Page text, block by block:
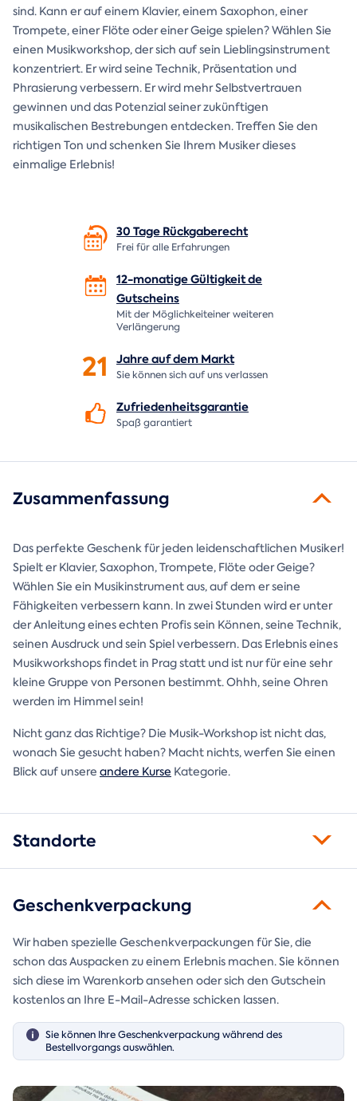
sind. Kann er auf einem Klavier, einem Saxophon, einer
Trompete, einer Flöte oder einer Geige spielen? Wählen Sie
einen Musikworkshop, der sich auf sein Lieblingsinstrument
konzentriert. Er wird seine Technik, Präsentation und
Phrasierung verbessern. Er wird mehr Selbstvertrauen
gewinnen und das Potenzial seiner zukünftigen
musikalischen Bestrebungen entdecken. Treffen Sie den
richtigen Ton und schenken Sie Ihrem Musiker dieses
einmalige Erlebnis!
30 Tage Rückgaberecht
Frei für alle Erfahrungen
12-monatige Gültigkeit de
Gutscheins
Mit der Möglichkeiteiner weiteren
Verlängerung
21 Jahre auf dem Markt
Sie können sich auf uns verlassen
Zufriedenheitsgarantie
Spaß garantiert
Zusammenfassung
Das perfekte Geschenk für jeden leidenschaftlichen Musiker!
Spielt er Klavier, Saxophon, Trompete, Flöte oder Geige?
Wählen Sie ein Musikinstrument aus, auf dem er seine
Fähigkeiten verbessern kann. In zwei Stunden wird er unter
der Anleitung eines echten Profis sein Können, seine Technik,
seinen Ausdruck und sein Spiel verbessern. Das Erlebnis eines
Musikworkshops findet in Prag statt und ist nur für eine sehr
kleine Gruppe von Personen bestimmt. Ohhh, seine Ohren
werden im Himmel sein!
Nicht ganz das Richtige? Die Musik-Workshop ist nicht das,
wonach Sie gesucht haben? Macht nichts, werfen Sie einen
Blick auf unsere andere Kurse Kategorie.
Standorte
Geschenkverpackung
Wir haben spezielle Geschenkverpackungen für Sie, die
schon das Auspacken zu einem Erlebnis machen. Sie können
sich diese im Warenkorb ansehen oder sich den Gutschein
kostenlos an Ihre E-Mail-Adresse schicken lassen.
Sie können Ihre Geschenkverpackung während des
Bestellvorgangs auswählen.